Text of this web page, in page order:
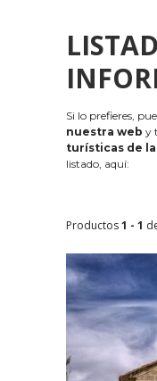
Si lo prefieres,
nuestra web y
turísticas de
listado, aquí:
Productos1 - 1